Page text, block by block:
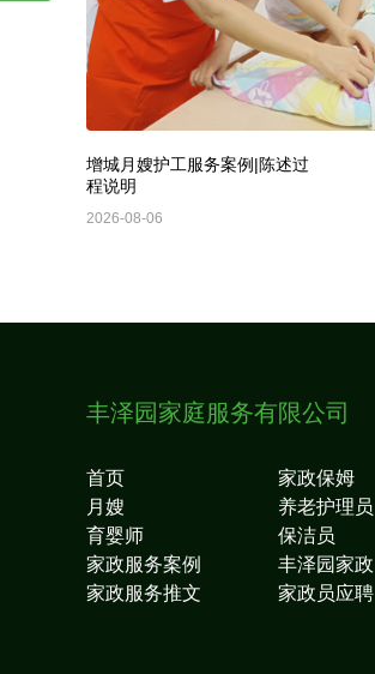
增城月嫂护工服务案例|陈述过
程说明
2026-08-06
丰泽园家庭服务有限公司
首页
家政保姆
月嫂
养老护理员
育婴师
保洁员
家政服务案例
丰泽园家政
家政服务推文
家政员应聘